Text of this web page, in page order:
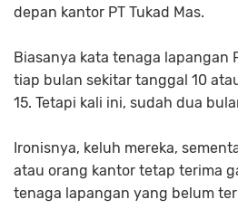
depan kantor PT Tukad Mas.
Biasanya kata tenaga lapangan
tiap bulan sekitar tanggal 10
15. Tetapi kali ini, sudah dua
Ironisnya, keluh mereka,
atau orang kantor tetap terima
tenaga lapangan yang belum